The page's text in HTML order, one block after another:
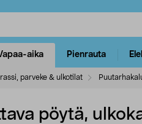
aika Pienrauta
parveke & ulkotilat
pöytä,